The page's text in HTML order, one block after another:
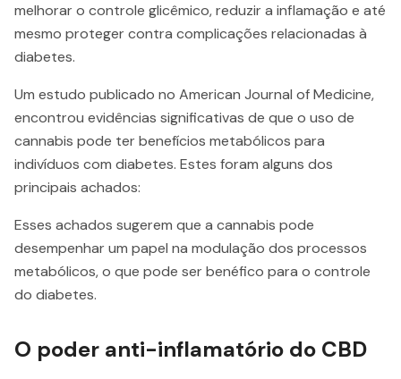
melhorar o controle glicêmico, reduzir a inflamação e até
mesmo proteger contra complicações relacionadas à
diabetes.
Um estudo publicado no American Journal of Medicine,
encontrou evidências significativas de que o uso de
cannabis pode ter benefícios metabólicos para
indivíduos com diabetes. Estes foram alguns dos
principais achados:
Esses achados sugerem que a cannabis pode
desempenhar um papel na modulação dos processos
metabólicos, o que pode ser benéfico para o controle
do diabetes.
O poder anti-inflamatório do CBD